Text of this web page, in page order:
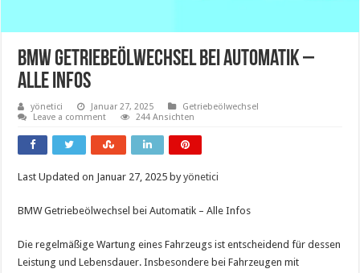
Bmw Getriebeölwechsel Bei Automatik –
Alle Infos
yönetici Januar 27, 2025
Getriebeölwechsel
Leave a comment
244 Ansichten
Last Updated on Januar 27, 2025 byyönetici
BMW Getriebeölwechsel bei Automatik – Alle Infos
Die regelmäßige Wartung eines Fahrzeugs ist entscheidend für dessen
Leistung und Lebensdauer. Insbesondere bei Fahrzeugen mit